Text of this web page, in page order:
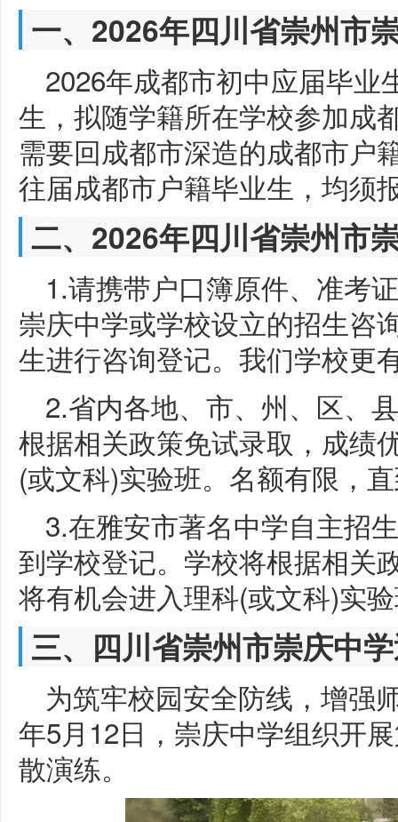
一、2026年四川省崇州市
2026年成都市初中应届毕业
生，拟随学籍所在学校参加成
需要回成都市深造的成都市户
往届成都市户籍毕业生，均须
二、2026年四川省崇州市
1.请携带户口簿原件、准考
崇庆中学或学校设立的招生咨
生进行咨询登记。我们学校更
2.省内各地、市、州、区、
根据相关政策免试录取，成绩
(或文科)实验班。名额有限，
3.在雅安市著名中学自主招
到学校登记。学校将根据相关
将有机会进入理科(或文科)实
三、四川省崇州市崇庆中
为筑牢校园安全防线，增强
年5月12日，崇庆中学组织开
散演练。